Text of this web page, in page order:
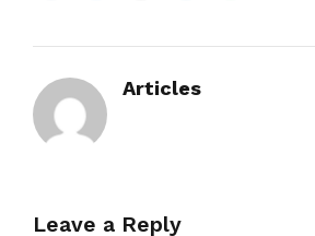
Articles
Leave a Reply